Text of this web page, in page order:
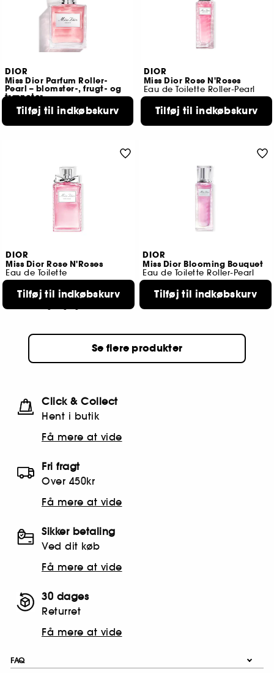
DIOR
Miss Dior Parfum Roller-
Pearl – blomster-, frugt- og
trænoter
1
499,00 KR
Tilføj til indkøbskurv
DIOR
Miss Dior Rose N'Roses
Eau de Toilette Roller-Pearl
389,00 KR
Tilføj til indkøbskurv
DIOR
Miss Dior Rose N'Roses
Eau de Toilette
Fra:789,00 KR
Tilføj til indkøbskurv
DIOR
Miss Dior Blooming Bouquet
Eau de Toilette Roller-Pearl
389,00 KR
Tilføj til indkøbskurv
Se flere produkter
Click & Collect
Hent i butik
Få mere at vide
Fri fragt
Over 450kr
Få mere at vide
Sikker betaling
Ved dit køb
Få mere at vide
30 dages
Returret
Få mere at vide
FAQ